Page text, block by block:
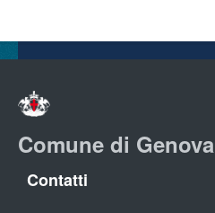
Comune di Genova
Contatti